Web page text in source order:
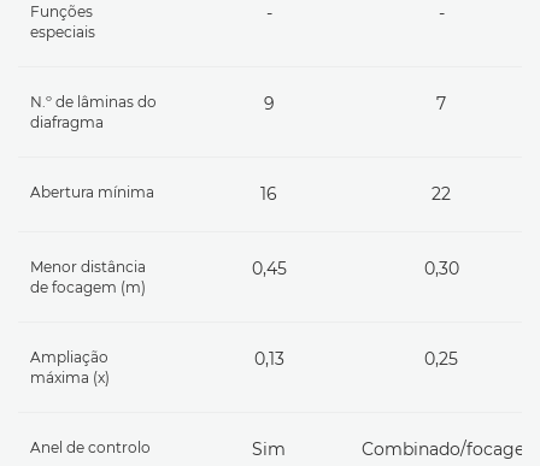
Funções
especiais
- -
N.º de lâminas do
diafragma
9 7
Abertura mínima 16 22
Menor distância
de focagem (m)
0,45 0,30
Ampliação
máxima (x)
0,13 0,25
Anel de controlo Sim Combinado/